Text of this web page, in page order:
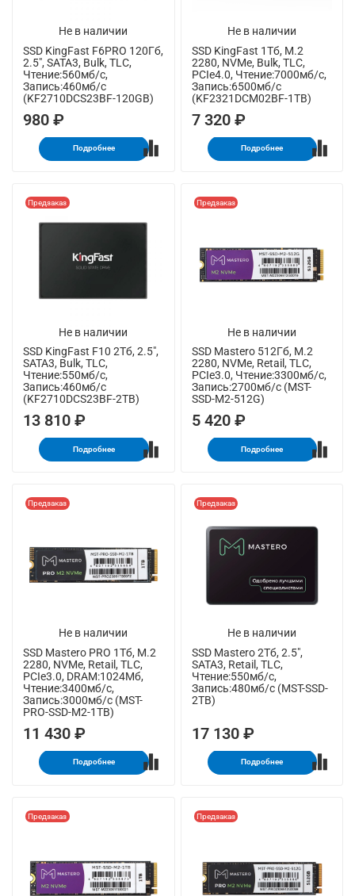
Не в наличии
SSD KingFast F6PRO 120Гб,
2.5", SATA3, Bulk, TLC,
Чтение:560мб/с,
Запись:460мб/с
(KF2710DCS23BF-120GB)
980 ₽
Подробнее
Не в наличии
SSD KingFast 1Тб, M.2
2280, NVMe, Bulk, TLC,
PCIe4.0, Чтение:7000мб/с,
Запись:6500мб/с
(KF2321DCM02BF-1TB)
7 320 ₽
Подробнее
Не в наличии
Предзаказ
SSD KingFast F10 2Тб, 2.5",
SATA3, Bulk, TLC,
Чтение:550мб/с,
Запись:460мб/с
(KF2710DCS23BF-2TB)
13 810 ₽
Подробнее
Не в наличии
Предзаказ
SSD Mastero 512Гб, M.2
2280, NVMe, Retail, TLC,
PCIe3.0, Чтение:3300мб/с,
Запись:2700мб/с (MST-
SSD-M2-512G)
5 420 ₽
Подробнее
Не в наличии
Предзаказ
SSD Mastero PRO 1Тб, M.2
2280, NVMe, Retail, TLC,
PCIe3.0, DRAM:1024Мб,
Чтение:3400мб/с,
Запись:3000мб/с (MST-
PRO-SSD-M2-1TB)
11 430 ₽
Подробнее
Не в наличии
Предзаказ
SSD Mastero 2Тб, 2.5",
SATA3, Retail, TLC,
Чтение:550мб/с,
Запись:480мб/с (MST-SSD-
2TB)
17 130 ₽
Подробнее
Предзаказ Предзаказ